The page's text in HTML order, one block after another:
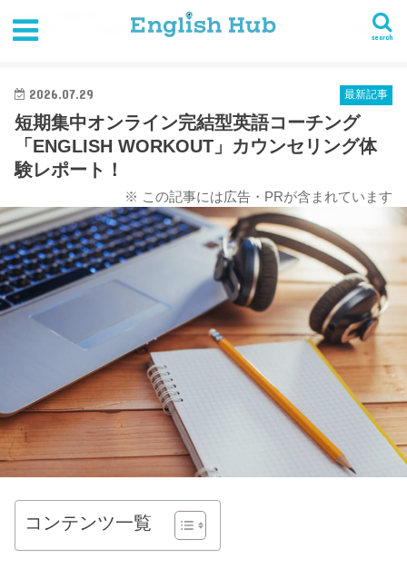
search
短期集中オンライン完結型英語コーチング「ENGLISH WORKOUT」カウンセリング体験レポ
ート！
最新記事
2026.07.29
短期集中オンライン完結型英語コーチング
「ENGLISH WORKOUT」カウンセリング体
験レポート！
※ この記事には広告・PRが含まれています
コンテンツ一覧